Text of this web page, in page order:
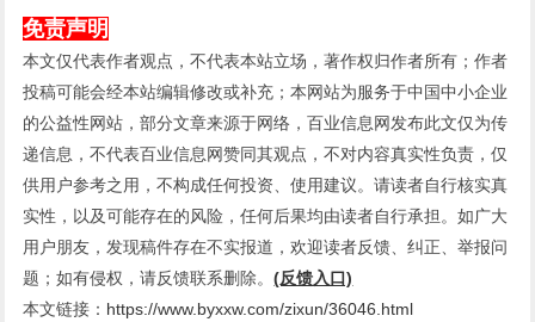
免责声明
本文仅代表作者观点，不代表本站立场，著作权归作者所有；作者
投稿可能会经本站编辑修改或补充；本网站为服务于中国中小企业
的公益性网站，部分文章来源于网络，百业信息网发布此文仅为传
递信息，不代表百业信息网赞同其观点，不对内容真实性负责，仅
供用户参考之用，不构成任何投资、使用建议。请读者自行核实真
实性，以及可能存在的风险，任何后果均由读者自行承担。如广大
用户朋友，发现稿件存在不实报道，欢迎读者反馈、纠正、举报问
题；如有侵权，请反馈联系删除。(反馈入口)
本文链接： https://www.byxxw.com/zixun/36046.html